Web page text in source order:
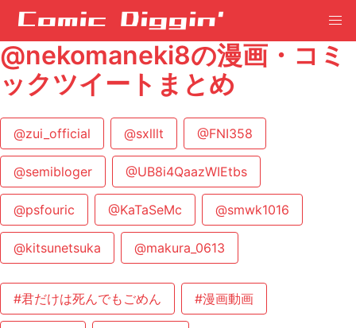
@nekomaneki8の漫画・コミ
ックツイートまとめ
@zui_official @sxlllt @FNI358
@semibloger @UB8i4QaazWIEtbs
@psfouric @KaTaSeMc @smwk1016
@kitsunetsuka @makura_0613
#君だけは死んでもごめん #漫画動画